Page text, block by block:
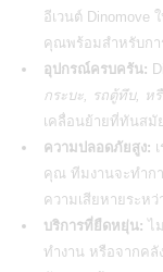
อีเวนต์ Dinomove
คุณพร้อมสำหรับก
อุปกรณ์ครบครัน:
กระบะ, รถตู้ทึบ, ห
เคลื่อนย้ายที่ทันสมั
ความปลอดภัยสูง:
คุณ ทีมงานจะทำกา
ความเสียหายระหว่
บริการที่ยืดหยุ่น: ไ
ทำงาน หรือจากคลั